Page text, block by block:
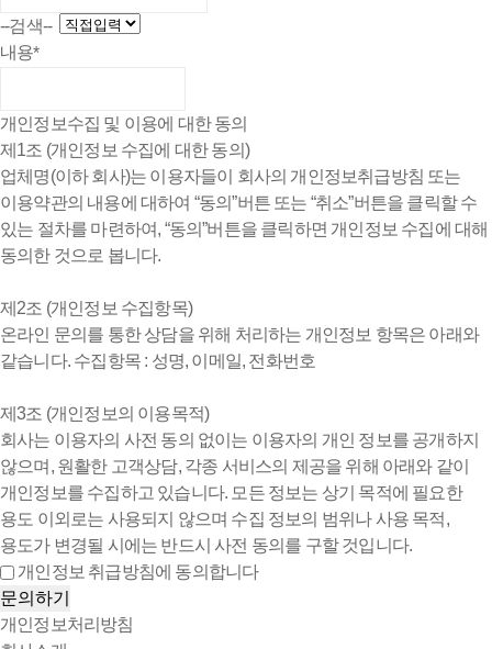
--검색--
내용*
개인정보수집 및 이용에 대한 동의
제1조 (개인정보 수집에 대한 동의)
업체명(이하 회사)는 이용자들이 회사의 개인정보취급방침 또는
이용약관의 내용에 대하여 “동의”버튼 또는 “취소”버튼을 클릭할 수
있는 절차를 마련하여, “동의”버튼을 클릭하면 개인정보 수집에 대해
동의한 것으로 봅니다.
제2조 (개인정보 수집항목)
온라인 문의를 통한 상담을 위해 처리하는 개인정보 항목은 아래와
같습니다. 수집항목 : 성명, 이메일, 전화번호
제3조 (개인정보의 이용목적)
회사는 이용자의 사전 동의 없이는 이용자의 개인 정보를 공개하지
않으며, 원활한 고객상담, 각종 서비스의 제공을 위해 아래와 같이
개인정보를 수집하고 있습니다. 모든 정보는 상기 목적에 필요한
용도 이외로는 사용되지 않으며 수집 정보의 범위나 사용 목적,
용도가 변경될 시에는 반드시 사전 동의를 구할 것입니다.
개인정보 취급방침에 동의합니다
문의하기
개인정보처리방침